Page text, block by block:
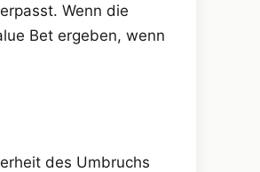
Wenn die
Bet ergeben, wenn
des Umbruchs